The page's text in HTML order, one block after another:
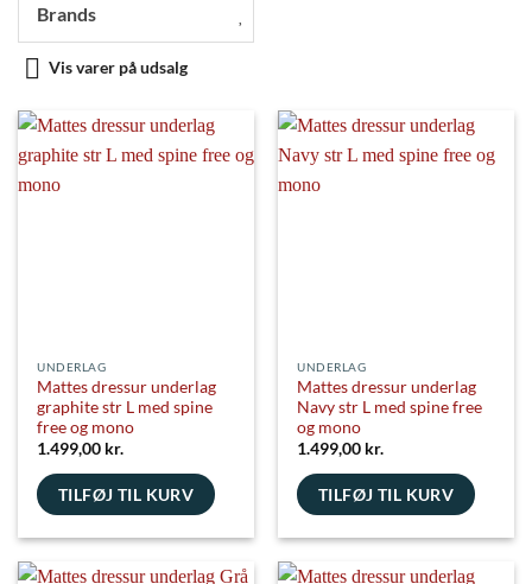
Brands
Vis varer på udsalg
UNDERLAG
Mattes dressur underlag
graphite str L med spine
free og mono
1.499,00 kr.
TILFØJ TIL KURV
UNDERLAG
Mattes dressur underlag
Navy str L med spine free
og mono
1.499,00 kr.
TILFØJ TIL KURV